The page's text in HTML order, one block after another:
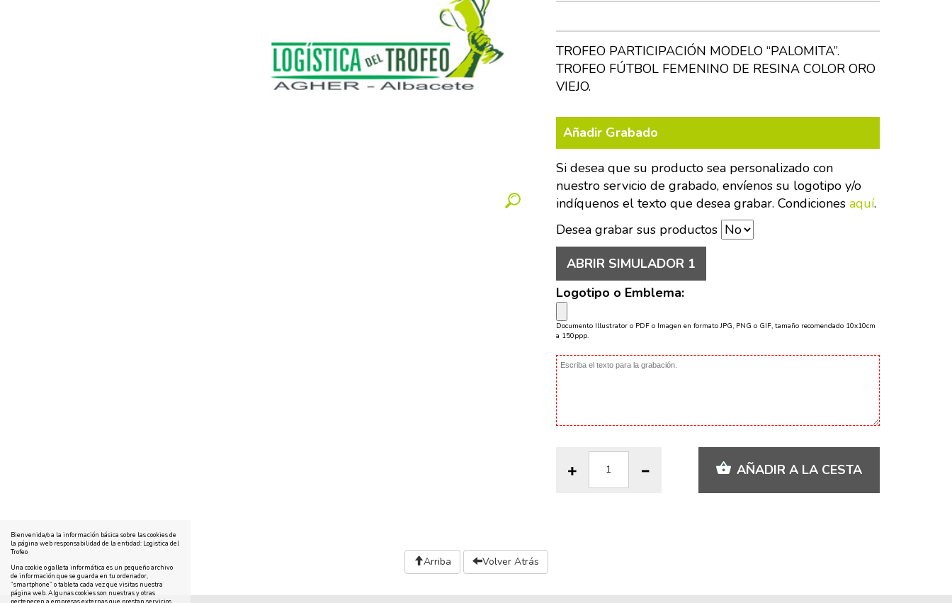
TROFEO PARTICIPACIÓN MODELO “PALOMITA”.
TROFEO FÚTBOL FEMENINO DE RESINA COLOR ORO
VIEJO.
Añadir Grabado
Si desea que su producto sea personalizado con
nuestro servicio de grabado, envíenos su logotipo y/o
indíquenos el texto que desea grabar. Condiciones aquí.
Desea grabar sus productos
ABRIR SIMULADOR 1
Logotipo o Emblema:
Documento Illustrator o PDF o Imagen en formato JPG, PNG o GIF, tamaño recomendado 10x10cm
a 150ppp.
AÑADIR A LA CESTA
Arriba Volver Atrás
Bienvenida/o a la información básica sobre las cookies de
la página web responsabilidad de la entidad: Logistica del
Trofeo
Una cookie o galleta informática es un pequeño archivo
de información que se guarda en tu ordenador,
“smartphone” o tableta cada vez que visitas nuestra
página web. Algunas cookies son nuestras y otras